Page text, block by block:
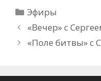
Рубрики
Эфиры
«Вечер» с
«Поле битвы» с